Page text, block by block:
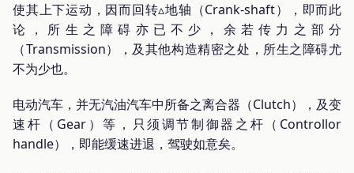
使其上下运动，因而回转▵地轴（Crank-shaft），即而此
论，所生之障碍亦已不少，余若传力之部分
（Transmission），及其他构造精密之处，所生之障碍尤
不为少也。
电动汽车，并无汽油汽车中所备之离合器（Clutch），及变
速杆（Gear）等，只须调节制御器之杆（Controllor
handle），即能缓速进退，驾驶如意矣。